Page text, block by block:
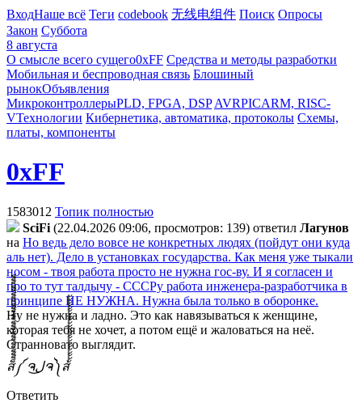
ВходНаше всё Теги codebook 无线电组件 Поиск Опросы
Закон Суббота
8 августа
О смысле всего сущего0xFF Средства и методы разработки
Мобильная и беспроводная связь Блошиный
рынокОбъявления
МикроконтроллерыPLD, FPGA, DSP AVRPICARM, RISC-
VТехнологии Кибернетика, автоматика, протоколы Схемы,
платы, компоненты
0xFF
1583012 Топик полностью
SciFi (22.04.2026 09:06, просмотров: 139) ответил Лaгyнoв
на Но ведь дело вовсе не конкретных людях (пойдут они куда
аль нет). Дело в установках государства. Как меня уже тыкали
носом - твоя работа просто не нужна гос-ву. И я согласен и
про то тут талдычу - СССРу работа инженера-разработчика в
принципе НЕ НУЖНА. Нужна была только в оборонке.
Ну не нужна и ладно. Это как навязываться к женщине,
которая тебя не хочет, а потом ещё и жаловаться на неё.
Странновато выглядит.
ส็็็็็็็็็็็็็็็็็็็็็็็็็༼ ຈل͜ຈ༽ส้้้้้้้้้้้้้้้้้้้้้้้
Ответить